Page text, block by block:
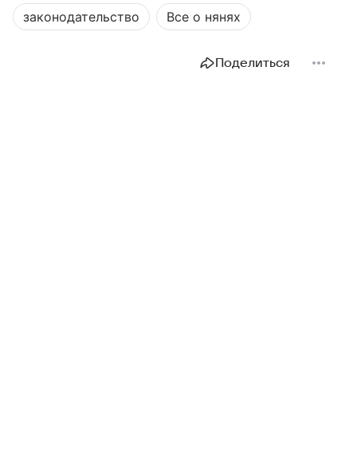
законодательство Все о нянях
Поделиться